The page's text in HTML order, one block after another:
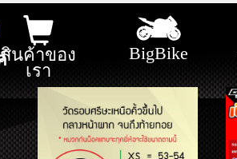
สินค้าของ
เรา
BigBike